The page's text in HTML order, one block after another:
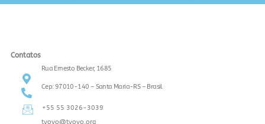
Contatos
Rua Ernesto Becker, 1685
Cep: 97010-140 – Santa Maria-RS – Brasil
+55 55 3026-3039
tvovo@tvovo.org